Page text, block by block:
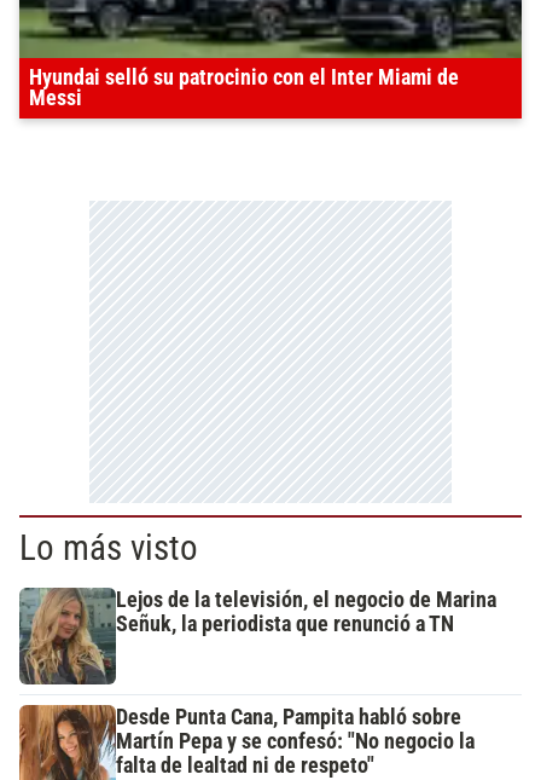
Hyundai selló su patrocinio con el Inter Miami de
Messi
Lo más visto
Lejos de la televisión, el negocio de Marina
Señuk, la periodista que renunció a TN
Desde Punta Cana, Pampita habló sobre
Martín Pepa y se confesó: "No negocio la
falta de lealtad ni de respeto"